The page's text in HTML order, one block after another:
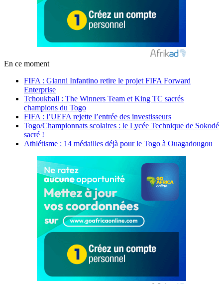
En ce moment
FIFA : Gianni Infantino retire le projet FIFA Forward
Enterprise
Tchoukball : The Winners Team et King TC sacrés
champions du Togo
FIFA : l’UEFA rejette l’entrée des investisseurs
Togo/Championnats scolaires : le Lycée Technique de Sokodé
sacré !
Athlétisme : 14 médailles déjà pour le Togo à Ouagadougou